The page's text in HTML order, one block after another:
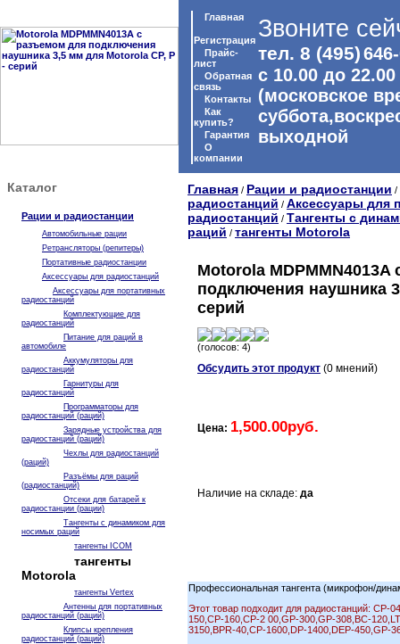
Главная
Регистрация
Прайс-
лист
Обратная
связь
Контакты
Как
купить?
Гарантия
O
компании
Звоните
тел. 8 (495)
с 10.00 до 22.00
(московское
выходной
Каталог
Рации и радиостанции
Автомобильные рации
Ретрансляторы (репитеры)
Портативные радиостанции
Аксессуары для радиостанций
Аксессуары для портативных
радиостанций
Комплектующие для
радиостанций
Питание для раций в
автомобиле
Аккумуляторы для
радиостанций
Гарнитуры для
радиостанций
Программаторы для
радиостанций (раций)
Зарядные устройства для
радиостанций (раций)
Чехлы для радиостанций
(раций)
Разъёмы для раций
(радиостанций)
Отсеки для батарей к
радиостанции (рации)
Тангенты с динамиком для
носимых раций
тангенты ICOM
тангенты
Motorola
тангенты Vertex
Антенны для портативных
радиостанций (раций)
Клипсы крепления
радиостанций (раций)
Главная / Рации и радиостанции /
радиостанций / Аксессуары для
радиостанций / Тангенты с
раций / тангенты Motorola
Motorola
подключения наушника
серий
(голосов: 4)
Обсудить этот продукт (0 мнений)
Цена: 1,500.00руб.
Наличие на складе: да
Профессиональная тангента (микрофон/
Этот товар подходит для радиостанций: СР-
150,CP-160,CP-2 00,GP-300,GP-308,BC-
3150,BPR-40,CP-1600,DP-1400,DEP-450,GP-